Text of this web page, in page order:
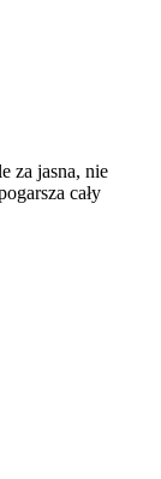
za jasna, nie
cały